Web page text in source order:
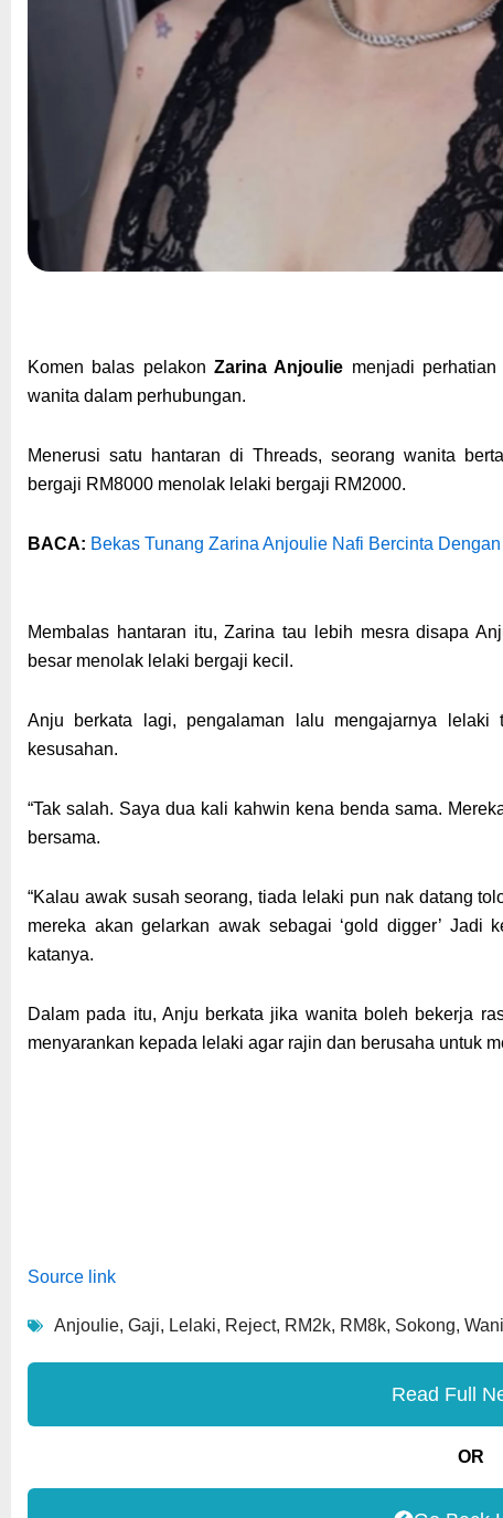
Komen balas pelakon Zarina Anjoulie menjadi
wanita dalam perhubungan.
Menerusi satu hantaran di Threads, seorang wanita
bergaji RM8000 menolak lelaki bergaji RM2000.
BACA: Bekas Tunang Zarina Anjoulie Nafi Bercinta
Membalas hantaran itu, Zarina tau lebih mesra disapa
besar menolak lelaki bergaji kecil.
Anju berkata lagi, pengalaman lalu mengajarnya
kesusahan.
“Tak salah. Saya dua kali kahwin kena benda sama.
bersama.
“Kalau awak susah seorang, tiada lelaki pun nak datang
mereka akan gelarkan awak sebagai ‘gold digger’ Jadi
katanya.
Dalam pada itu, Anju berkata jika wanita boleh bekerja
menyarankan kepada lelaki agar rajin dan berusaha untuk
Source link
Anjoulie, Gaji, Lelaki, Reject, RM2k, RM8k, Sokong,
Read Full
OR